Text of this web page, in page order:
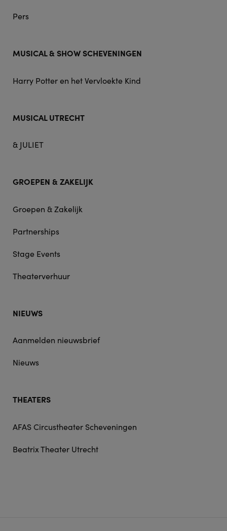
Pers
MUSICAL & SHOW SCHEVENINGEN
Harry Potter en het Vervloekte Kind
MUSICAL UTRECHT
& JULIET
GROEPEN & ZAKELIJK
Groepen & Zakelijk
Partnerships
Stage Events
Theaterverhuur
NIEUWS
Aanmelden nieuwsbrief
Nieuws
THEATERS
AFAS Circustheater Scheveningen
Beatrix Theater Utrecht